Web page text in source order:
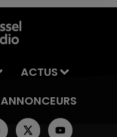
ACTUS
ANNONCEURS